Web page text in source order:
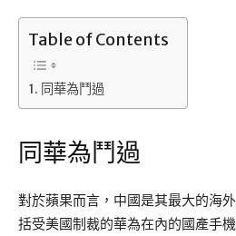
Table of Contents
同華為鬥過
同華為鬥過
對於蘋果而言，中國是其最大的海
括受美國制裁的華為在內的國產手